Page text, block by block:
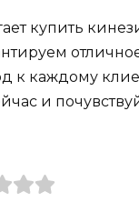
купить
каждому
и